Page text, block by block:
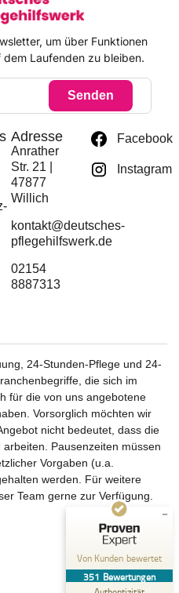
um über Funktionen
Laufenden zu bleiben.
Senden
Adresse
Anrather
Str. 21 |
47877
Willich
kontakt@deutsches-
pflegehilfswerk.de
02154
8887313
Facebook
Instagram
24-Stunden-Pflege und 24-
die sich im
für die von uns angebotene
Vorsorglich möchten wir
nicht bedeutet, dass die
Pausenzeiten müssen
Vorgaben (u.a.
werden. Für weitere
Team gerne zur Verfügung.
Von Kunden bewertet
351 Bewertungen
und Erfahrungen zu
Deutsches Pflegehilfswerk
99
%
Empfehlungen auf
ProvenExpert.com
GUT
4,51
/
237
Bewertungen auf
ProvenExpert.com
114
Blick aufs ProvenExpert-Profil werfen
30.07.2026